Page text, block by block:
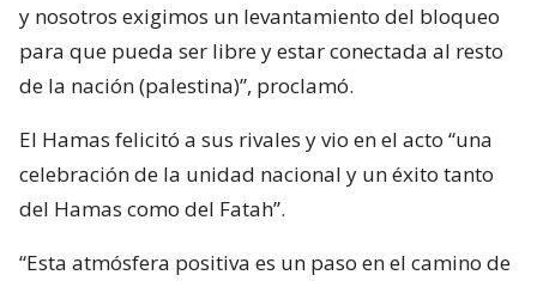
y nosotros exigimos un levantamiento del bloqueo
para que pueda ser libre y estar conectada al resto
de la nación (palestina)”, proclamó.
El Hamas felicitó a sus rivales y vio en el acto “una
celebración de la unidad nacional y un éxito tanto
del Hamas como del Fatah”.
“Esta atmósfera positiva es un paso en el camino de